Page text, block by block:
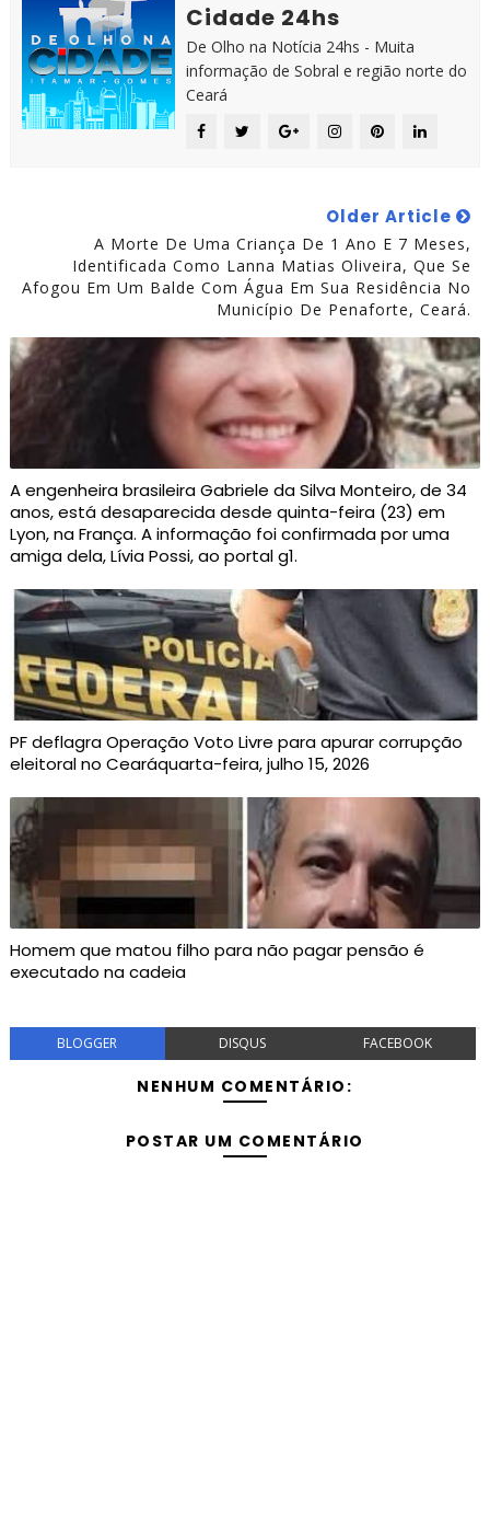
Cidade 24hs
De Olho na Notícia 24hs - Muita
informação de Sobral e região norte do
Ceará
Older Article
A Morte De Uma Criança De 1 Ano E 7 Meses,
Identificada Como Lanna Matias Oliveira, Que Se
Afogou Em Um Balde Com Água Em Sua Residência No
Município De Penaforte, Ceará.
A engenheira brasileira Gabriele da Silva Monteiro, de 34
anos, está desaparecida desde quinta-feira (23) em
Lyon, na França. A informação foi confirmada por uma
amiga dela, Lívia Possi, ao portal g1.
PF deflagra Operação Voto Livre para apurar corrupção
eleitoral no Cearáquarta-feira, julho 15, 2026
Homem que matou filho para não pagar pensão é
executado na cadeia
BLOGGER DISQUS FACEBOOK
NENHUM COMENTÁRIO:
POSTAR UM COMENTÁRIO